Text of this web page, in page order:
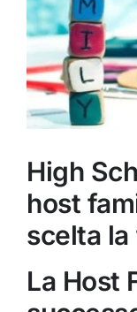
High
host
scelta
La Host